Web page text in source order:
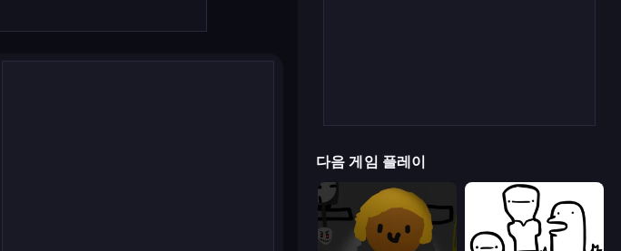
다음 게임 플레이